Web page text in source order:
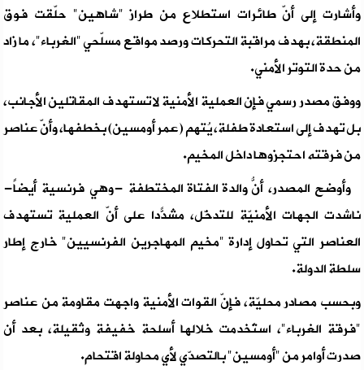
وأشارت إلى أنّ طائرات استطلاع من طراز "شاهين" حلّقت فوق
المنطقة، بهدف مراقبة التحركات ورصد مواقع مسلّحي "الغرباء"، ما زاد
من حدة التوتر الأمني.
ووفق مصدر رسمي فإن العملية الأمنية لا تستهدف المقاتلين الأجانب،
بل تهدف إلى استعادة طفلة، يُتهم (عمر أومسين) بخطفها، وأنّ عناصر
من فرقته احتجزوها داخل المخيم.
وأوضح المصدر، أنّ والدة الفتاة المُختطفة -وهي فرنسية أيضاً-
ناشدت الجهات الأمنيّة للتدخّل، مشدّداً على أنّ العملية تستهدف
العناصر التي تحاول إدارة "مخيم المهاجرين الفرنسيين" خارج إطار
سلطة الدولة.
وبحسب مصادر محليّة، فإنّ القوات الأمنية واجهت مقاومة من عناصر
"فرقة الغرباء"، استُخدمت خلالها أسلحة خفيفة وثقيلة، بعد أن
صدرت أوامر من "أومسين" بالتصدّي لأي محاولة اقتحام.